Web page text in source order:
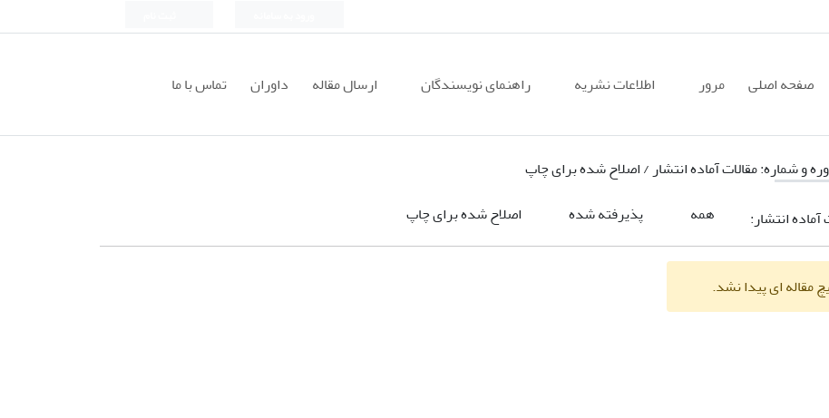
صفحه اصلی مرور اطلاعات نشریه راهنمای نویسندگان ارسال مقاله داوران تماس با ما
و شماره:مقالات آماده انتشار / اصلاح شده برای چاپ
آماده انتشار:
همه پذیرفته شده اصلاح شده برای چاپ
مقاله ای پیدا نشد.